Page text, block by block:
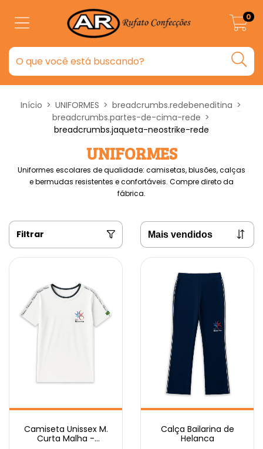
0
Início > UNIFORMES > breadcrumbs.redebeneditina >
breadcrumbs.partes-de-cima-rede >
breadcrumbs.jaqueta-neostrike-rede
UNIFORMES
Uniformes escolares de qualidade: camisetas, blusões, calças
e bermudas resistentes e confortáveis. Compre direto da
fábrica.
Filtrar
Camiseta Unissex M.
Curta Malha -
Calça Bailarina de
Helanca